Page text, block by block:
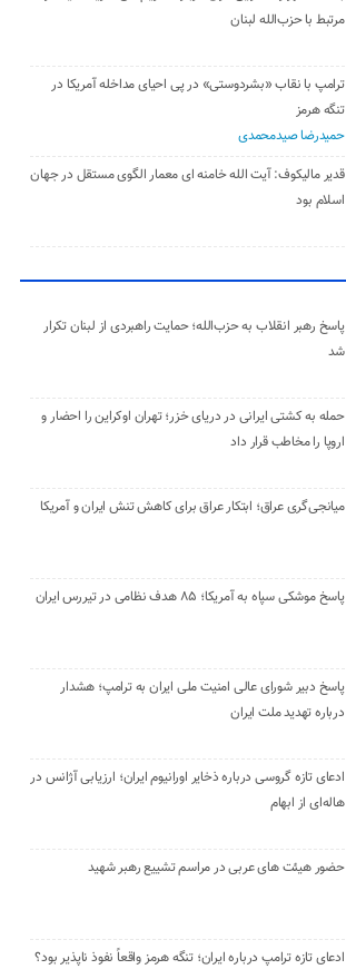
مرتبط با حزب‌الله لبنان
ترامپ با نقاب «بشردوستی» در پی احیای مداخله آمریکا در
تنگه هرمز
حمیدرضا صیدمحمدی
قدیر مالیکوف: آیت‌ الله خامنه‌ ای معمار الگوی مستقل در جهان
اسلام بود
پاسخ رهبر انقلاب به حزب‌الله؛ حمایت راهبردی از لبنان تکرار
شد
حمله به کشتی ایرانی در دریای خزر؛ تهران اوکراین را احضار و
اروپا را مخاطب قرار داد
میانجی‌گری عراق؛ ابتکار عراق برای کاهش تنش ایران و آمریکا
پاسخ موشکی سپاه به آمریکا؛ ۸۵ هدف نظامی در تیررس ایران
پاسخ دبیر شورای عالی امنیت ملی ایران به ترامپ؛ هشدار
درباره تهدید ملت ایران
ادعای تازه گروسی درباره ذخایر اورانیوم ایران؛ ارزیابی آژانس در
هاله‌ای از ابهام
حضور هیئت‌ های عربی در مراسم تشییع رهبر شهید
ادعای تازه ترامپ درباره ایران؛ تنگه هرمز واقعاً نفوذ ناپذیر بود؟